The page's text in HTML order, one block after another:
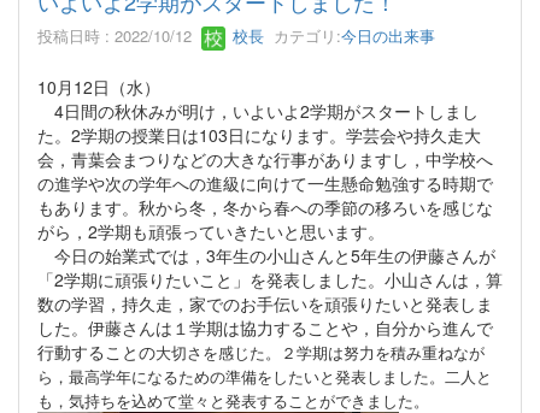
投稿日時 : 2022/10/12 校長 カテゴリ:今日の出来事
10月12日（水）
4日間の秋休みが明け，いよいよ2学期がスタートしまし
た。2学期の授業日は103日になります。学芸会や持久走大
会，青葉会まつりなどの大きな行事がありますし，中学校へ
の進学や次の学年への進級に向けて一生懸命勉強する時期で
もあります。秋から冬，冬から春への季節の移ろいを感じな
がら，2学期も頑張っていきたいと思います。
今日の始業式では，3年生の小山さんと5年生の伊藤さんが
「2学期に頑張りたいこと」を発表しました。小山さんは，算
数の学習，持久走，家でのお手伝いを頑張りたいと発表しま
した。伊藤さんは１学期は協力することや，自分から進んで
行動することの大切さを感じた。２学期は努力を積み重ねなが
ら，最高学年になるための準備をしたいと発表しました。二人と
も，気持ちを込めて堂々と発表することができました。